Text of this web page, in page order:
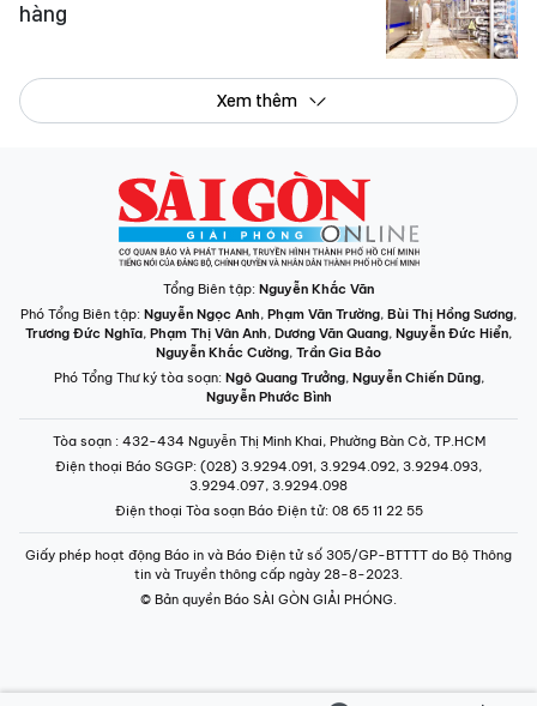
hàng
Xem thêm
Tổng Biên tập: Nguyễn Khắc Văn
Phó Tổng Biên tập: Nguyễn Ngọc Anh, Phạm Văn Trường, Bùi Thị Hồng Sương,
Trương Đức Nghĩa, Phạm Thị Vân Anh, Dương Văn Quang, Nguyễn Đức Hiển,
Nguyễn Khắc Cường, Trần Gia Bảo
Phó Tổng Thư ký tòa soạn: Ngô Quang Trưởng, Nguyễn Chiến Dũng,
Nguyễn Phước Bình
Tòa soạn : 432-434 Nguyễn Thị Minh Khai, Phường Bàn Cờ, TP.HCM
Điện thoại Báo SGGP: (028) 3.9294.091, 3.9294.092, 3.9294.093,
3.9294.097, 3.9294.098
Điện thoại Tòa soạn Báo Điện tử: 08 65 11 22 55
Giấy phép hoạt động Báo in và Báo Điện tử số 305/GP-BTTTT do Bộ Thông
tin và Truyền thông cấp ngày 28-8-2023.
© Bản quyền Báo SÀI GÒN GIẢI PHÓNG.